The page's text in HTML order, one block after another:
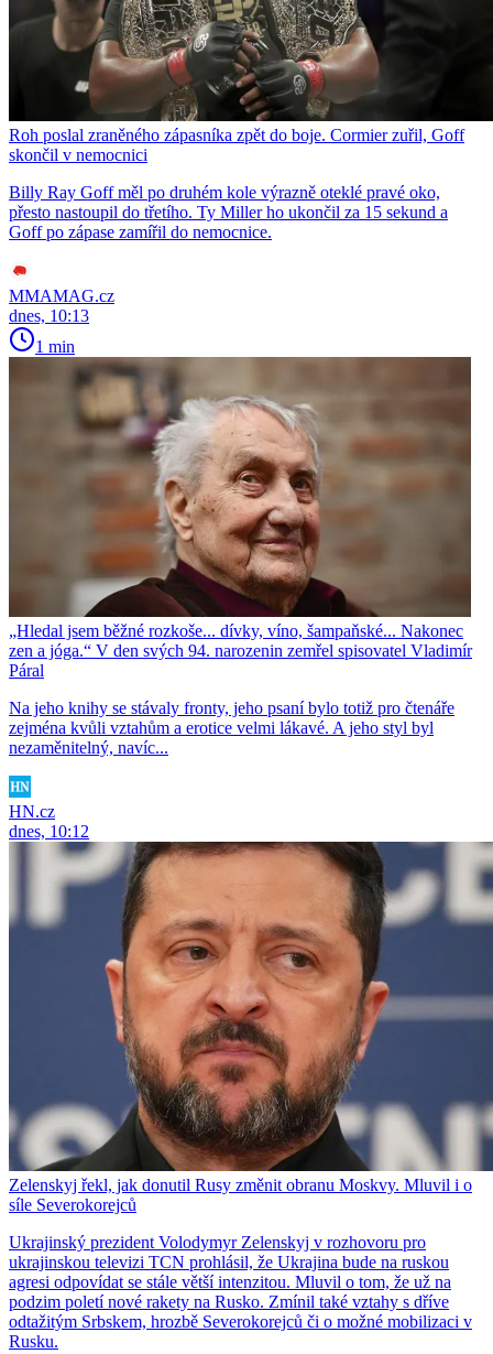
Roh poslal zraněného zápasníka zpět do boje. Cormier zuřil, Goff
skončil v nemocnici
Billy Ray Goff měl po druhém kole výrazně oteklé pravé oko,
přesto nastoupil do třetího. Ty Miller ho ukončil za 15 sekund a
Goff po zápase zamířil do nemocnice.
MMAMAG.cz
dnes, 10:13
1 min
„Hledal jsem běžné rozkoše... dívky, víno, šampaňské... Nakonec
zen a jóga.“ V den svých 94. narozenin zemřel spisovatel Vladimír
Páral
Na jeho knihy se stávaly fronty, jeho psaní bylo totiž pro čtenáře
zejména kvůli vztahům a erotice velmi lákavé. A jeho styl byl
nezaměnitelný, navíc...
HN.cz
dnes, 10:12
Zelenskyj řekl, jak donutil Rusy změnit obranu Moskvy. Mluvil i o
síle Severokorejců
Ukrajinský prezident Volodymyr Zelenskyj v rozhovoru pro
ukrajinskou televizi TCN prohlásil, že Ukrajina bude na ruskou
agresi odpovídat se stále větší intenzitou. Mluvil o tom, že už na
podzim poletí nové rakety na Rusko. Zmínil také vztahy s dříve
odtažitým Srbskem, hrozbě Severokorejců či o možné mobilizaci v
Rusku.